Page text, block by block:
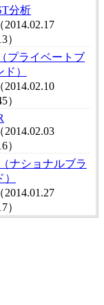
分析
（2014.02.17
）
プライベートブ
ド）
（2014.02.10
）
（2014.02.03
）
ナショナルブラ
（2014.01.27
）